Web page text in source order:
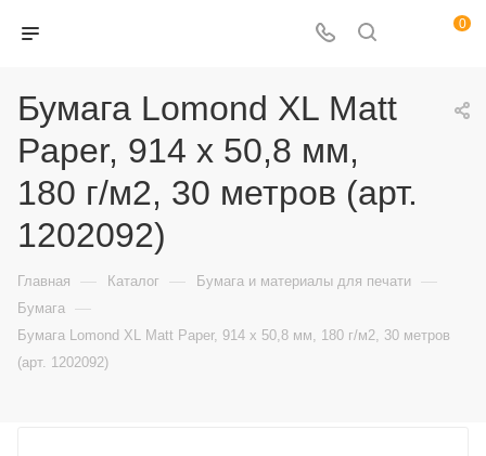
0
Бумага Lomond XL Matt
Paper, 914 x 50,8 мм,
180 г/м2, 30 метров (арт.
1202092)
Главная — Каталог — Бумага и материалы для печати —
Бумага —
Бумага Lomond XL Matt Paper, 914 x 50,8 мм, 180 г/м2, 30 метров
(арт. 1202092)